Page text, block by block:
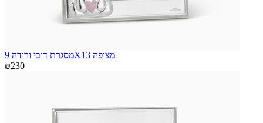
מסגרת דובי ורודה 9X13 מצופה
₪230